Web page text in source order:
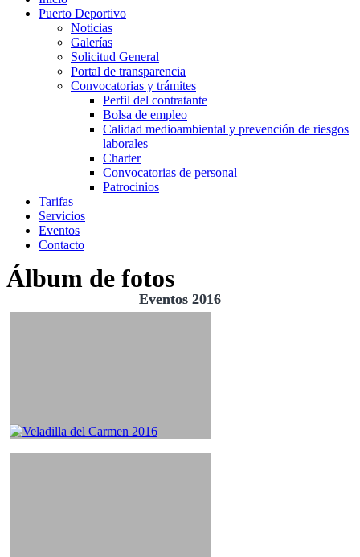
Puerto Deportivo
Noticias
Galerías
Solicitud General
Portal de transparencia
Convocatorias y trámites
Perfil del contratante
Bolsa de empleo
Calidad medioambiental y prevención de riesgos
laborales
Charter
Convocatorias de personal
Patrocinios
Tarifas
Servicios
Eventos
Contacto
Álbum de fotos
Eventos 2016